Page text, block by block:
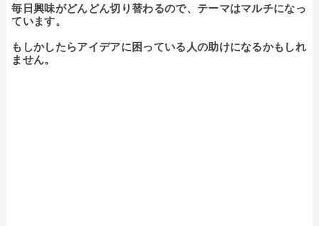
毎日興味がどんどん切り替わるので、テーマはマルチになっ
ています。
もしかしたらアイデアに困っている人の助けになるかもしれ
ません。